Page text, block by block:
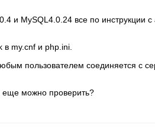
и MySQL4.0.24 все по инструкции
в my.cnf и php.ini.
пользователем соединяется с
еще можно проверить?